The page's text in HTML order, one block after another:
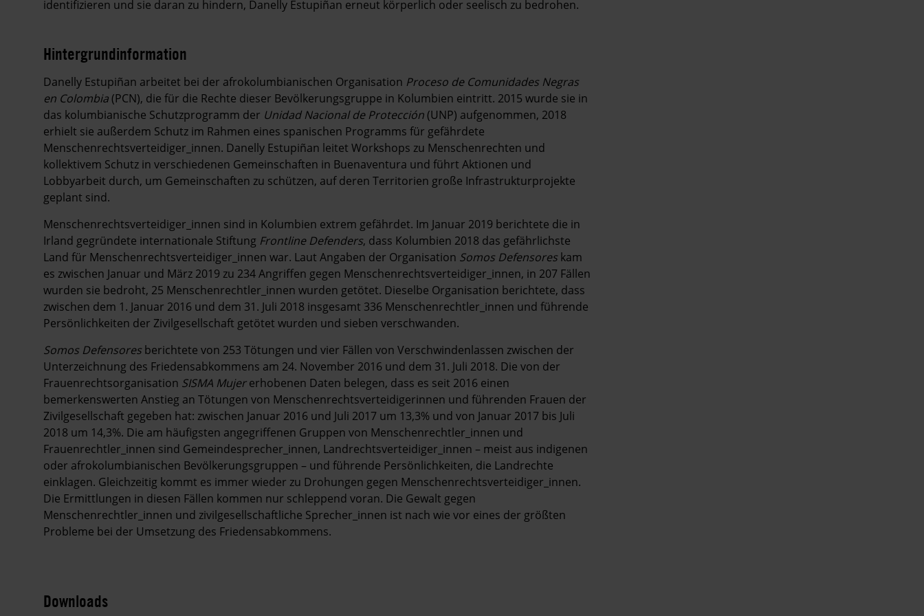
identifizieren und sie daran zu hindern, Danelly Estupiñan erneut körperlich oder seelisch zu bedrohen.
Hintergrundinformation
Hintergrund
Danelly Estupiñan arbeitet bei der afrokolumbianischen Organisation Proceso de Comunidades Negras
en Colombia (PCN), die für die Rechte dieser Bevölkerungsgruppe in Kolumbien eintritt. 2015 wurde sie in
das kolumbianische Schutzprogramm der Unidad Nacional de Protección (UNP) aufgenommen, 2018
erhielt sie außerdem Schutz im Rahmen eines spanischen Programms für gefährdete
Menschenrechtsverteidiger_innen. Danelly Estupiñan leitet Workshops zu Menschenrechten und
kollektivem Schutz in verschiedenen Gemeinschaften in Buenaventura und führt Aktionen und
Lobbyarbeit durch, um Gemeinschaften zu schützen, auf deren Territorien große Infrastrukturprojekte
geplant sind.
Menschenrechtsverteidiger_innen sind in Kolumbien extrem gefährdet. Im Januar 2019 berichtete die in
Irland gegründete internationale Stiftung Frontline Defenders, dass Kolumbien 2018 das gefährlichste
Land für Menschenrechtsverteidiger_innen war. Laut Angaben der Organisation Somos Defensores kam
es zwischen Januar und März 2019 zu 234 Angriffen gegen Menschenrechtsverteidiger_innen, in 207 Fällen
wurden sie bedroht, 25 Menschenrechtler_innen wurden getötet. Dieselbe Organisation berichtete, dass
zwischen dem 1. Januar 2016 und dem 31. Juli 2018 insgesamt 336 Menschenrechtler_innen und führende
Persönlichkeiten der Zivilgesellschaft getötet wurden und sieben verschwanden.
Somos Defensores berichtete von 253 Tötungen und vier Fällen von Verschwindenlassen zwischen der
Unterzeichnung des Friedensabkommens am 24. November 2016 und dem 31. Juli 2018. Die von der
Frauenrechtsorganisation SISMA Mujererhobenen Daten belegen, dass es seit 2016 einen
bemerkenswerten Anstieg an Tötungen von Menschenrechtsverteidigerinnen und führenden Frauen der
Zivilgesellschaft gegeben hat: zwischen Januar 2016 und Juli 2017 um 13,3% und von Januar 2017 bis Juli
2018 um 14,3%. Die am häufigsten angegriffenen Gruppen von Menschenrechtler_innen und
Frauenrechtler_innen sind Gemeindesprecher_innen, Landrechtsverteidiger_innen – meist aus indigenen
oder afrokolumbianischen Bevölkerungsgruppen – und führende Persönlichkeiten, die Landrechte
einklagen. Gleichzeitig kommt es immer wieder zu Drohungen gegen Menschenrechtsverteidiger_innen.
Die Ermittlungen in diesen Fällen kommen nur schleppend voran. Die Gewalt gegen
Menschenrechtler_innen und zivilgesellschaftliche Sprecher_innen ist nach wie vor eines der größten
Probleme bei der Umsetzung des Friedensabkommens.
Downloads